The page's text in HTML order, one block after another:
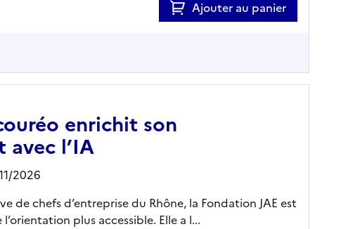
Ajouter au panier
enrichit son
avec l’IA
2026
de chefs d’entreprise du Rhône, la Fondation JAE est
plus accessible. Elle a l...